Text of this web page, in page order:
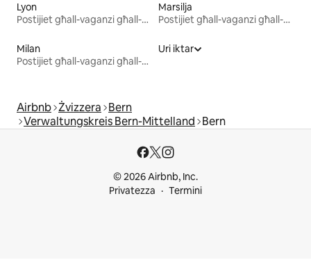
Lyon
Postijiet għall-vaganzi għall-kiri
Marsilja
Postijiet għall-vaganzi għall-kiri
Milan
Postijiet għall-vaganzi għall-kiri
Uri iktar
Airbnb Żvizzera Bern
Verwaltungskreis Bern-Mittelland Bern
© 2026 Airbnb, Inc.
Privatezza
Termini